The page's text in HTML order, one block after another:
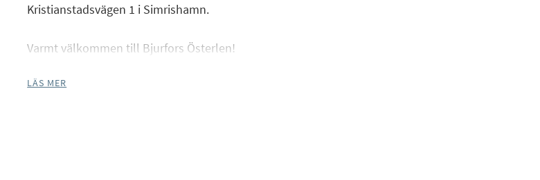
Kristianstadsvägen 1 i Simrishamn.
Varmt välkommen till Bjurfors Österlen!
LÄS MER